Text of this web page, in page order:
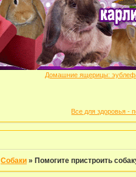
Домашние ящерицы:
Все для здоровья -
Собаки » Помогите пристроить